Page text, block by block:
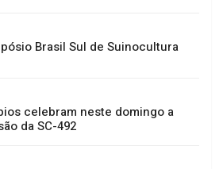
Brasil Sul de Suinocultura
celebram neste domingo a
da SC-492